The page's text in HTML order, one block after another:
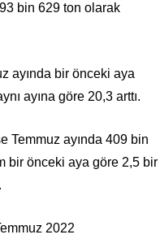
bin 629 ton olarak
ayında bir önceki aya
ayına göre 20,3 arttı.
Temmuz ayında 409 bin
bir önceki aya göre 2,5 bir
2022